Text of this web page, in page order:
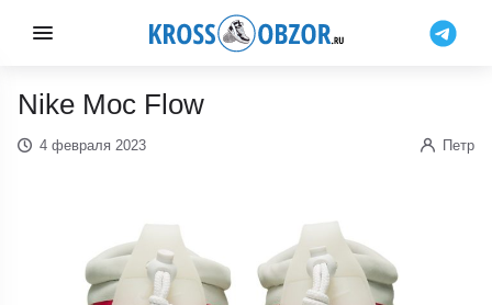
Nike Moc Flow
4 февраля 2023 Петр